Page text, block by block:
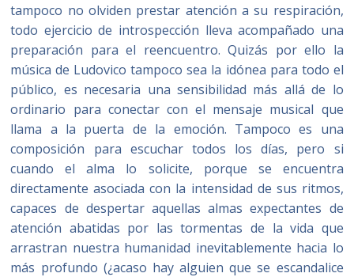
tampoco no olviden prestar atención a su respiración,
todo ejercicio de introspección lleva acompañado una
preparación para el reencuentro. Quizás por ello la
música de Ludovico tampoco sea la idónea para todo el
público, es necesaria una sensibilidad más allá de lo
ordinario para conectar con el mensaje musical que
llama a la puerta de la emoción. Tampoco es una
composición para escuchar todos los días, pero si
cuando el alma lo solicite, porque se encuentra
directamente asociada con la intensidad de sus ritmos,
capaces de despertar aquellas almas expectantes de
atención abatidas por las tormentas de la vida que
arrastran nuestra humanidad inevitablemente hacia lo
más profundo (¿acaso hay alguien que se escandalice